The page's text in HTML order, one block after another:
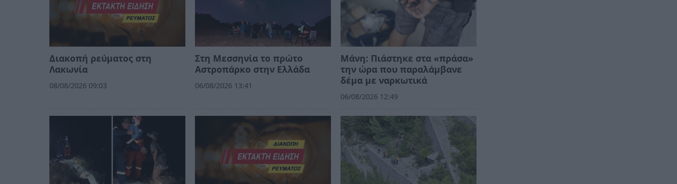
Διακοπή ρεύματος στη
Λακωνία
08/08/2026 09:03
Στη Μεσσηνία το πρώτο
Αστροπάρκο στην Ελλάδα
06/08/2026 13:41
Μάνη: Πιάστηκε στα «πράσα»
την ώρα που παραλάμβανε
δέμα με ναρκωτικά
06/08/2026 12:49